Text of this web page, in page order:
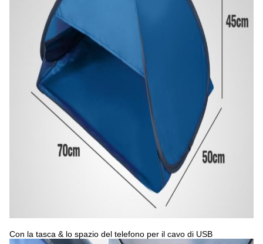
Con la tasca & lo spazio del telefono per il cavo di USB